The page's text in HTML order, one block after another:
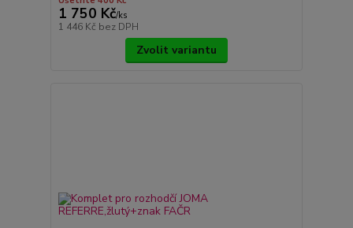
1 750 Kč/ks
1 446 Kč bez DPH
Zvolit variantu